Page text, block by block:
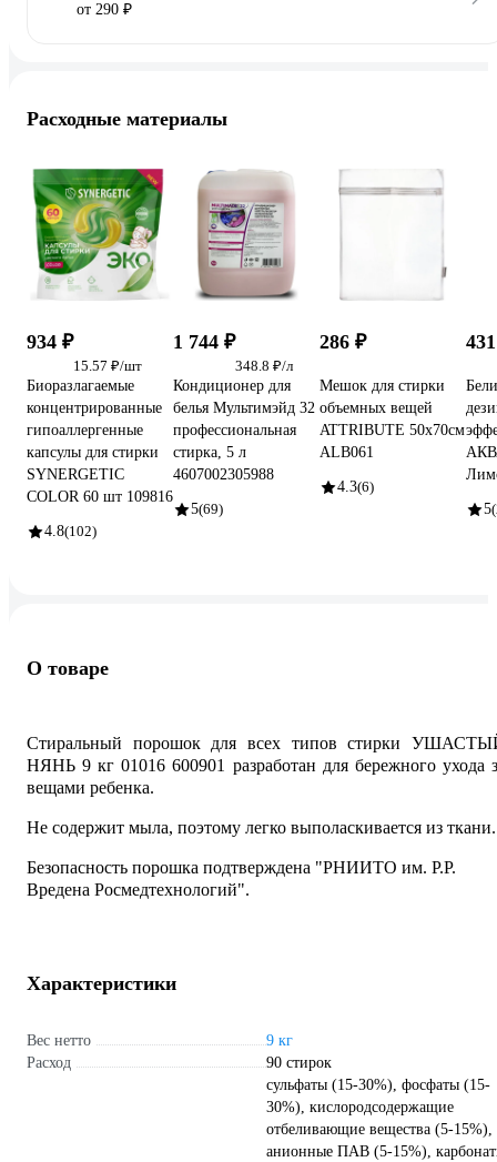
от 290 ₽
Расходные материалы
934 ₽
15.57 ₽/шт
Биоразлагаемые
концентрированные
гипоаллергенные
капсулы для стирки
SYNERGETIC
COLOR 60 шт 109816
4.8(102)
1 744 ₽
348.8 ₽/л
Кондиционер для
белья Мультимэйд 32
профессиональная
стирка, 5 л
4607002305988
5(69)
286 ₽
Мешок для стирки
объемных вещей
ATTRIBUTE 50х70см
ALB061
4.3(6)
5
О товаре
Стиральный порошок для всех типов стирки
НЯНЬ 9 кг 01016 600901 разработан для бережного ухода
вещами ребенка.
Не содержит мыла, поэтому легко выполаскивается из ткани.
Безопасность порошка подтверждена "РНИИТО им. Р.Р.
Вредена Росмедтехнологий".
Характеристики
Вес нетто
9 кг
Расход
90 стирок
сульфаты (15-30%), фосфаты (15-
30%), кислородсодержащие
отбеливающие вещества (5-15%),
анионные ПАВ (5-15%),